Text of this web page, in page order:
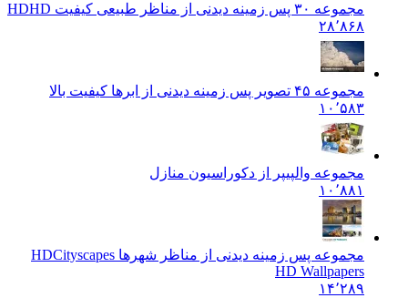
مجموعه ۳۰ پس زمینه دیدنی از مناظر طبیعی کیفیت HD
HD
۲۸٬۸۶۸
مجموعه ۴۵ تصویر پس زمینه دیدنی از ابرها کیفیت بالا
۱۰٬۵۸۳
مجموعه والپیپر از دکوراسیون منازل
۱۰٬۸۸۱
مجموعه پس زمینه دیدنی از مناظر شهرها HD Cityscapes
HD Wallpapers
۱۴٬۲۸۹